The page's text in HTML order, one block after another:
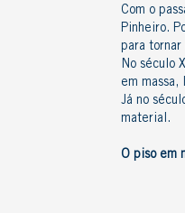
Com o
Pinheiro.
para tornar
No século
em massa,
Já no
material.
O piso em